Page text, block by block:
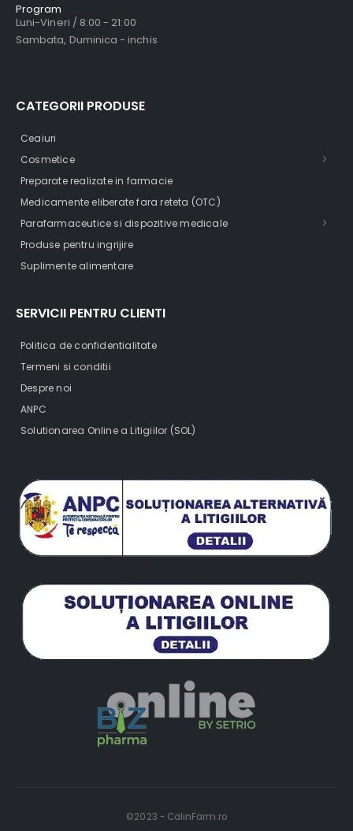
Program
Luni-Vineri / 8:00 - 21:00
Sambata, Duminica - inchis
CATEGORII PRODUSE
Ceaiuri
Cosmetice
Preparate realizate in farmacie
Medicamente eliberate fara reteta (OTC)
Parafarmaceutice si dispozitive medicale
Produse pentru ingrijire
Suplimente alimentare
SERVICII PENTRU CLIENTI
Politica de confidentialitate
Termeni si conditii
Despre noi
ANPC
Solutionarea Online a Litigiilor (SOL)
©2023 - CalinFarm.ro